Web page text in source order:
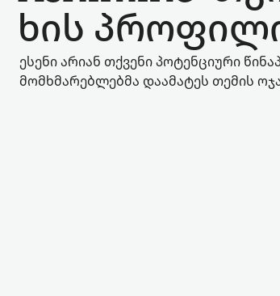
ხის
ესენი არიან თქვენი პოტენციური
მომხმარებლებმა დაამატეს თემის